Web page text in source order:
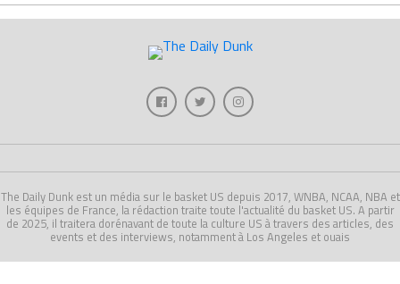
The Daily Dunk est un média sur le basket US depuis 2017, WNBA, NCAA, NBA et
les équipes de France, la rédaction traite toute l'actualité du basket US. A partir
de 2025, il traitera dorénavant de toute la culture US à travers des articles, des
events et des interviews, notamment à Los Angeles et ouais